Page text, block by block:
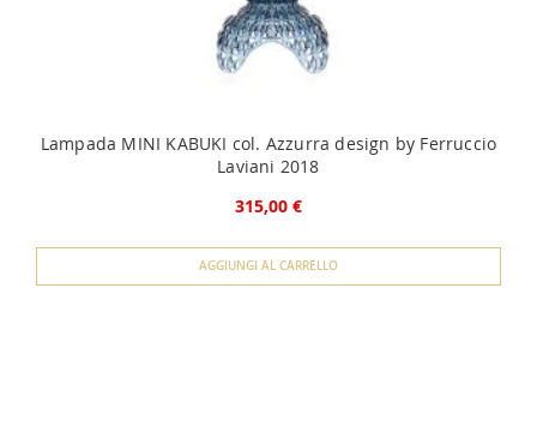
Lampada MINI KABUKI col. Azzurra design by Ferruccio
Laviani 2018
315,00 €
AGGIUNGI AL CARRELLO